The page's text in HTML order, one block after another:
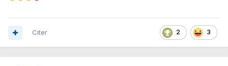
2 3
Citer